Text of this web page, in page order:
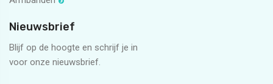
Nieuwsbrief
Blijf op de hoogte en schrijf je in
voor onze nieuwsbrief.